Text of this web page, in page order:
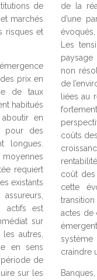
de
marchés
risques et
prix en
de taux
habitués
en
pour des
longues.
moyennes
requiert
existants
actifs est
sur
autres,
en sens
de
sur les
de la
d’une
Les
non
de
liées au
coûts
coût des
cette
actes de
système
craindre